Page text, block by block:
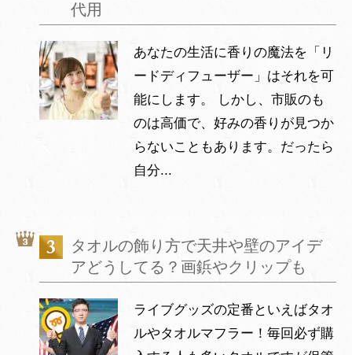
代用
あなたの生活に香りの魔法を「リ
ードディフューザー」はそれを可
能にします。 しかし、市販のも
のは高価で、好みの香りが見つか
らないこともあります。だったら
自分...
タオルの飾り方で天井や壁のアイデ
アどうしてる？画鋲やクリップも
ライブグッズの定番といえばタオ
ルやタオルマフラー！毎回必ず購